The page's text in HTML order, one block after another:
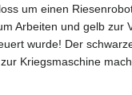
um einen
Arbeiten und gelb zur
wurde! Der
Kriegsmaschine